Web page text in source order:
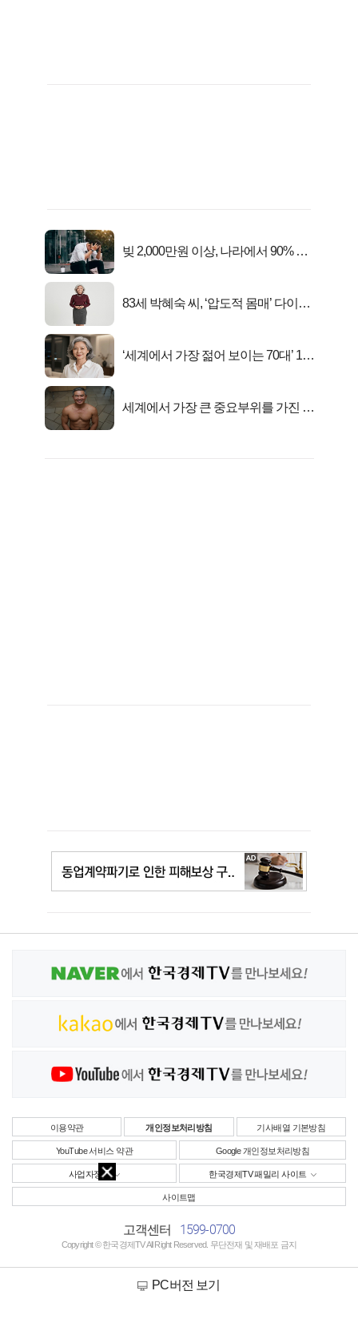
빚 2,000만원 이상, 나라에서 90% 갚
83세 박혜숙 씨, ‘압도적 몸매’ 다이어
‘세계에서 가장 젊어 보이는 70대’ 1위
세계에서 가장 큰 중요부위를 가진 남
이용약관 개인정보처리방침 기사배열 기본방침
YouTube 서비스 약관 Google 개인정보처리방침
사업자정보 한국경제TV 패밀리 사이트
사이트맵
고객센터 1599-0700
Copyright © 한국경제TV All Right Reserved. 무단전재 및 재배포 금지
PC버전 보기